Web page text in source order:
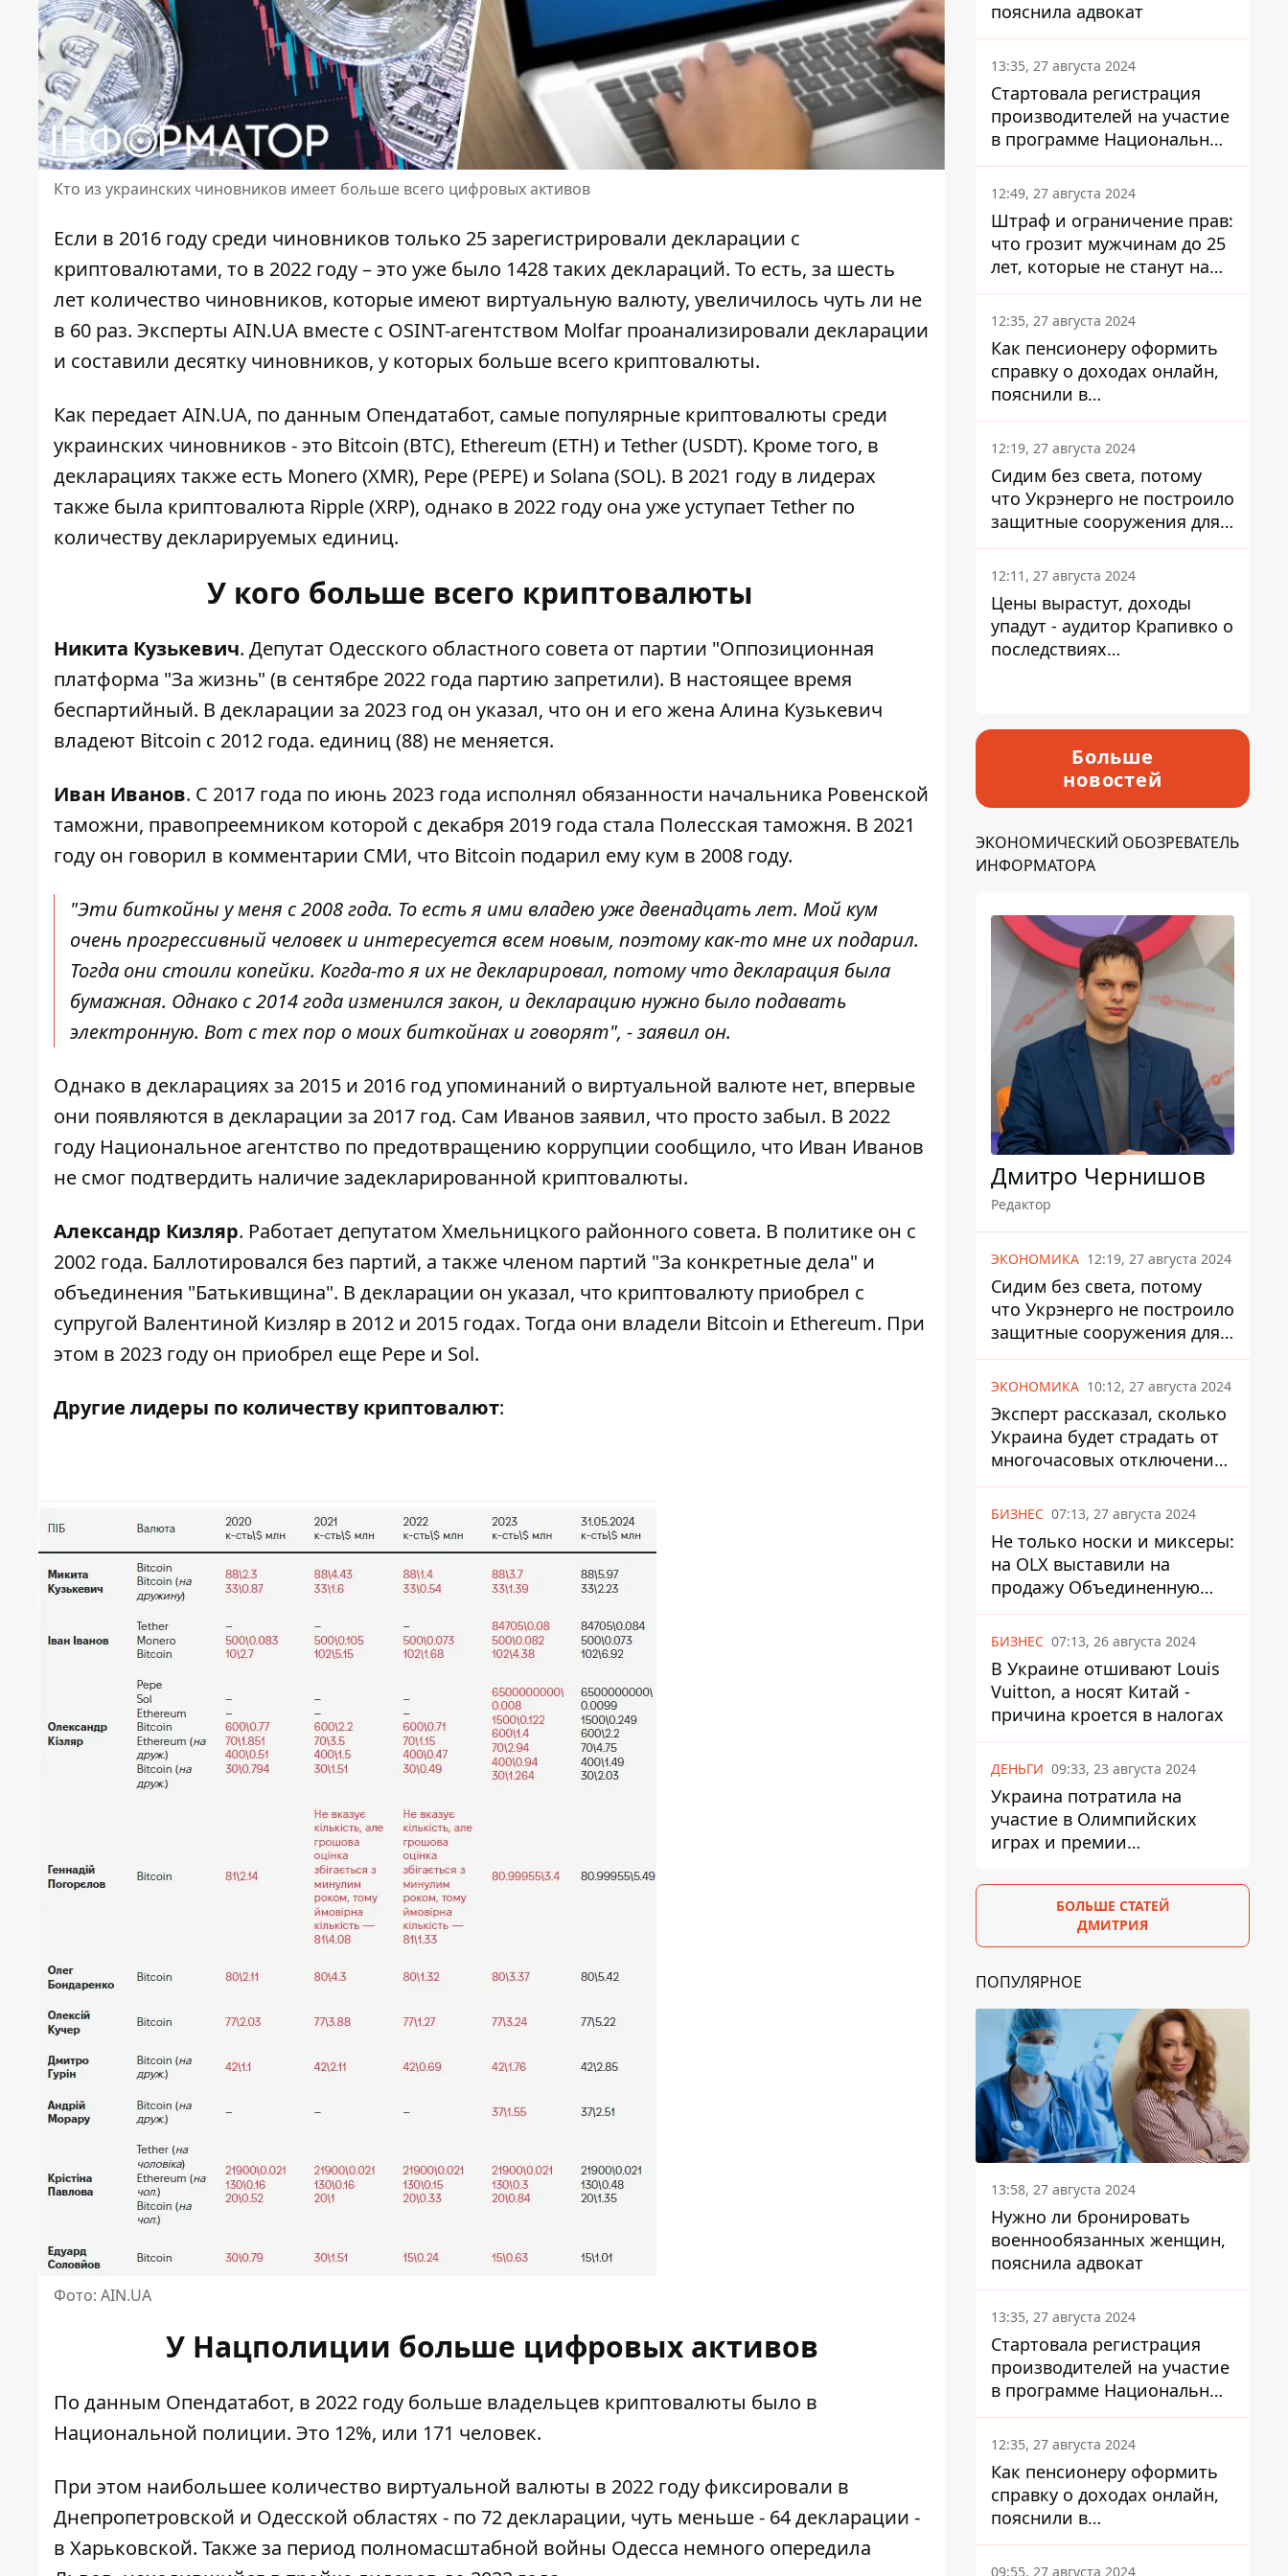
Кто из украинских чиновников имеет больше всего цифровых активов
Если в 2016 году среди чиновников только 25 зарегистрировали декларации с
криптовалютами, то в 2022 году – это уже было 1428 таких деклараций. То есть, за шесть
лет количество чиновников, которые имеют виртуальную валюту, увеличилось чуть ли не
в 60 раз. Эксперты AIN.UA вместе с OSINT-агентством Molfar проанализировали декларации
и составили десятку чиновников, у которых больше всего криптовалюты.
Как передает AIN.UA, по данным Опендатабот, самые популярные криптовалюты среди
украинских чиновников - это Bitcoin (BTC), Ethereum (ETH) и Tether (USDT). Кроме того, в
декларациях также есть Monero (XMR), Pepe (PEPE) и Solana (SOL). В 2021 году в лидерах
также была криптовалюта Ripple (XRP), однако в 2022 году она уже уступает Tether по
количеству декларируемых единиц.
У кого больше всего криптовалюты
Никита Кузькевич. Депутат Одесского областного совета от партии "Оппозиционная
платформа "За жизнь" (в сентябре 2022 года партию запретили). В настоящее время
беспартийный. В декларации за 2023 год он указал, что он и его жена Алина Кузькевич
владеют Bitcoin с 2012 года. единиц (88) не меняется.
Иван Иванов. С 2017 года по июнь 2023 года исполнял обязанности начальника Ровенской
таможни, правопреемником которой с декабря 2019 года стала Полесская таможня. В 2021
году он говорил в комментарии СМИ, что Bitcoin подарил ему кум в 2008 году.
"Эти биткойны у меня с 2008 года. То есть я ими владею уже двенадцать лет. Мой кум
очень прогрессивный человек и интересуется всем новым, поэтому как-то мне их подарил.
Тогда они стоили копейки. Когда-то я их не декларировал, потому что декларация была
бумажная. Однако с 2014 года изменился закон, и декларацию нужно было подавать
электронную. Вот с тех пор о моих биткойнах и говорят", - заявил он.
Однако в декларациях за 2015 и 2016 год упоминаний о виртуальной валюте нет, впервые
они появляются в декларации за 2017 год. Сам Иванов заявил, что просто забыл. В 2022
году Национальное агентство по предотвращению коррупции сообщило, что Иван Иванов
не смог подтвердить наличие задекларированной криптовалюты.
Александр Кизляр. Работает депутатом Хмельницкого районного совета. В политике он с
2002 года. Баллотировался без партий, а также членом партий "За конкретные дела" и
объединения "Батькивщина". В декларации он указал, что криптовалюту приобрел с
супругой Валентиной Кизляр в 2012 и 2015 годах. Тогда они владели Bitcoin и Ethereum. При
этом в 2023 году он приобрел еще Pepe и Sol.
Другие лидеры по количеству криптовалют:
Фото: AIN.UA
У Нацполиции больше цифровых активов
По данным Опендатабот, в 2022 году больше владельцев криптовалюты было в
Национальной полиции. Это 12%, или 171 человек.
При этом наибольшее количество виртуальной валюты в 2022 году фиксировали в
Днепропетровской и Одесской областях - по 72 декларации, чуть меньше - 64 декларации -
в Харьковской. Также за период полномасштабной войны Одесса немного опередила
пояснила адвокат
13:35, 27 августа 2024
Стартовала регистрация
производителей на участие
в программе Национальный
кэшбек: как это сделать
через портал Дія
12:49, 27 августа 2024
Штраф и ограничение прав:
что грозит мужчинам до 25
лет, которые не станут на
военный учет
12:35, 27 августа 2024
Как пенсионеру оформить
справку о доходах онлайн,
пояснили в
Минсоцполитики
12:19, 27 августа 2024
Сидим без света, потому
что Укрэнерго не построило
защитные сооружения для
энергетики - нардеп
Кучеренко
12:11, 27 августа 2024
Цены вырастут, доходы
упадут - аудитор Крапивко о
последствиях
Больше
новостей
ЭКОНОМИЧЕСКИЙ ОБОЗРЕВАТЕЛЬ
ИНФОРМАТОРА
Дмитро Чернишов
Редактор
ЭКОНОМИКА 12:19, 27 августа 2024
Сидим без света, потому
что Укрэнерго не построило
защитные сооружения для
энергетики - нардеп
Кучеренко
ЭКОНОМИКА 10:12, 27 августа 2024
Эксперт рассказал, сколько
Украина будет страдать от
многочасовых отключений
света
БИЗНЕС 07:13, 27 августа 2024
Не только носки и миксеры:
на OLX выставили на
продажу Объединенную
Горно-Химическую
Компанию за многие
миллиарды
БИЗНЕС 07:13, 26 августа 2024
В Украине отшивают Louis
Vuitton, а носят Китай -
причина кроется в налогах
ДЕНЬГИ 09:33, 23 августа 2024
Украина потратила на
участие в Олимпийских
играх и премии
БОЛЬШЕ СТАТЕЙ
ДМИТРИЯ
ПОПУЛЯРНОЕ
13:58, 27 августа 2024
Нужно ли бронировать
военнообязанных женщин,
пояснила адвокат
13:35, 27 августа 2024
Стартовала регистрация
производителей на участие
в программе Национальный
кэшбек: как это сделать
через портал Дія
12:35, 27 августа 2024
Как пенсионеру оформить
справку о доходах онлайн,
пояснили в
Минсоцполитики
09:55, 27 августа 2024